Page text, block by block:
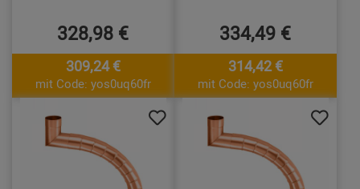
328,98 €
309,24 €
mit Code: yos0uq60fr
334,49 €
314,42 €
mit Code: yos0uq60fr